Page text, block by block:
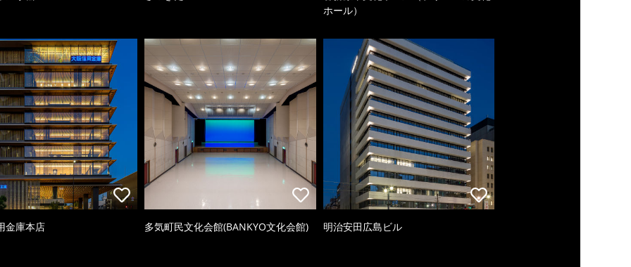
ホール）
金庫本店 多気町民文化会館(BANKYO文化会館) 明治安田広島ビル